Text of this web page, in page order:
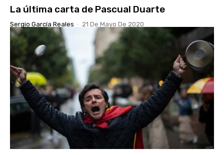
La última carta de Pascual Duarte
Sergio García Reales - 21 De Mayo De 2020